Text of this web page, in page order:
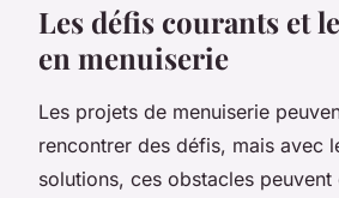
Les défis courants et
en menuiserie
Les projets de menuiserie
rencontrer des défis, mais avec
solutions, ces obstacles peuvent